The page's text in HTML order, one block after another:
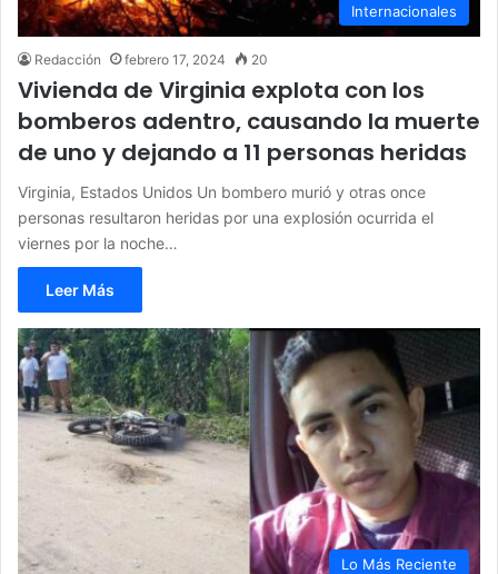
Internacionales
Redacción febrero 17, 2024 20
Vivienda de Virginia explota con los
bomberos adentro, causando la muerte
de uno y dejando a 11 personas heridas
Virginia, Estados Unidos Un bombero murió y otras once
personas resultaron heridas por una explosión ocurrida el
viernes por la noche…
Leer Más
Lo Más Reciente